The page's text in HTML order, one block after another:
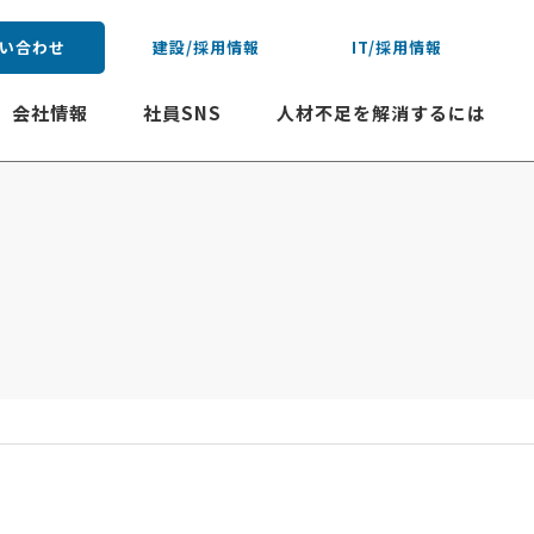
合わせ 建設/採用情報 IT/採用情報
会社情報 社員SNS 人材不足を解消するには